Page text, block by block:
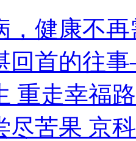
，健康不
回首的往
重走幸福路
尽苦果 京